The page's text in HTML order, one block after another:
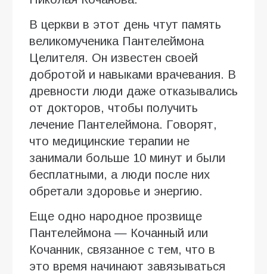
В церкви в этот день чтут память
великомученика Пантелеймона
Целителя. Он известен своей
добротой и навыками врачевания. В
древности люди даже отказывались
от докторов, чтобы получить
лечение Пантелеймона. Говорят,
что медицинские терапии не
занимали больше 10 минут и были
бесплатными, а люди после них
обретали здоровье и энергию.
Еще одно народное прозвище
Пантелеймона — Кочанный или
Кочанник, связанное с тем, что в
это время начинают завязываться